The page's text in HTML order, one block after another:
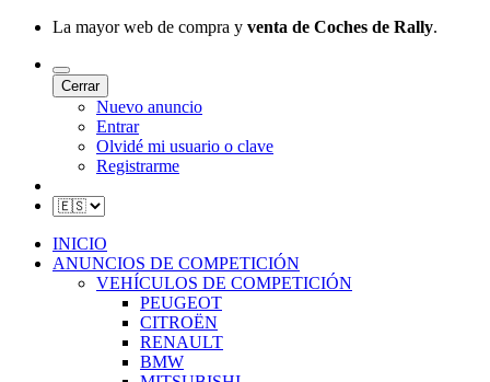
La mayor web de compra y venta de Coches de Rally.
Cerrar
Nuevo anuncio
Entrar
Olvidé mi usuario o clave
Registrarme
INICIO
ANUNCIOS DE COMPETICIÓN
VEHÍCULOS DE COMPETICIÓN
PEUGEOT
CITROËN
RENAULT
BMW